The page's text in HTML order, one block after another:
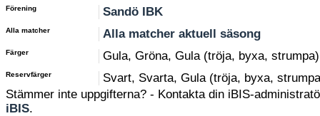
Förening Sandö IBK
Alla matcher Alla matcher aktuell säsong
Färger Gula, Gröna, Gula (tröja, byxa, strumpa)
Reservfärger
Svart, Svarta, Gula (tröja, byxa,
Stämmer inte uppgifterna? - Kontakta din iBIS-
iBIS.